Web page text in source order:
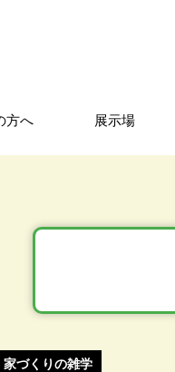
方へ 展示場
家づくりの雑学